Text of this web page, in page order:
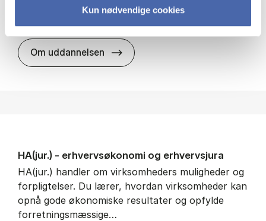
Kun nødvendige cookies
Organisation og ledelse
Om uddannelsen HA(it.) - erhvervs­økonomi og
HA(jur.) - erhvervs­økonomi og erhvervs­jura
HA(jur.) handler om virksomheders muligheder og
forpligtelser. Du lærer, hvordan virksomheder kan
opnå gode økonomiske resultater og opfylde
forretningsmæssige…